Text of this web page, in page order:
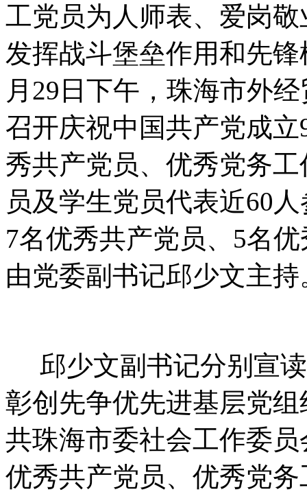
工党员为人师表、爱岗
发挥战斗堡垒作用和先
月29日下午，珠海市外
召开庆祝中国共产党成
秀共产党员、优秀党务
员及学生党员代表近60
7名优秀共产党员、5名
由党委副书记邱少文主持
邱少文副书记分别宣读
彰创先争优先进基层党
共珠海市委社会工作委
优秀共产党员、优秀党